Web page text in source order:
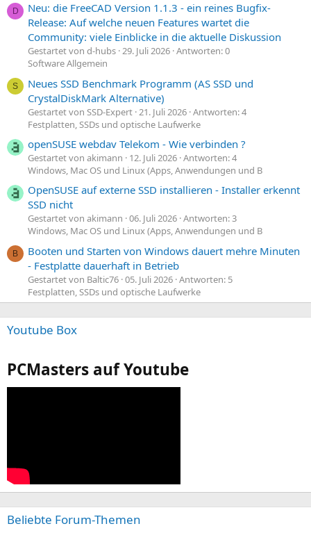
D
Neu: die FreeCAD Version 1.1.3 - ein reines Bugfix-
Release: Auf welche neuen Features wartet die
Community: viele Einblicke in die aktuelle Diskussion
Gestartet von d-hubs 29. Juli 2026 Antworten: 0
Software Allgemein
S
Neues SSD Benchmark Programm (AS SSD und
CrystalDiskMark Alternative)
Gestartet von SSD-Expert 21. Juli 2026 Antworten: 4
Festplatten, SSDs und optische Laufwerke
openSUSE webdav Telekom - Wie verbinden ?
Gestartet von akimann 12. Juli 2026 Antworten: 4
Windows, Mac OS und Linux (Apps, Anwendungen und B
OpenSUSE auf externe SSD installieren - Installer erkennt
SSD nicht
Gestartet von akimann 06. Juli 2026 Antworten: 3
Windows, Mac OS und Linux (Apps, Anwendungen und B
B
Booten und Starten von Windows dauert mehre Minuten
- Festplatte dauerhaft in Betrieb
Gestartet von Baltic76 05. Juli 2026 Antworten: 5
Festplatten, SSDs und optische Laufwerke
Youtube Box
PCMasters auf Youtube
Beliebte Forum-Themen